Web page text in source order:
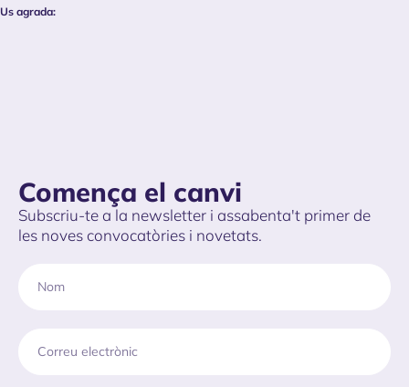
Us agrada:
Comença el canvi
Subscriu-te a la newsletter i assabenta't primer de
les noves convocatòries i novetats.